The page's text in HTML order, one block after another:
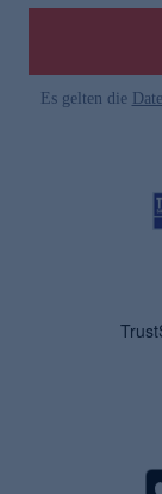
Es gelten die